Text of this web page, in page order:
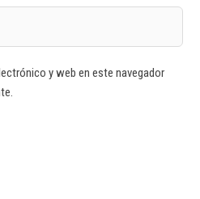
y web en este navegador